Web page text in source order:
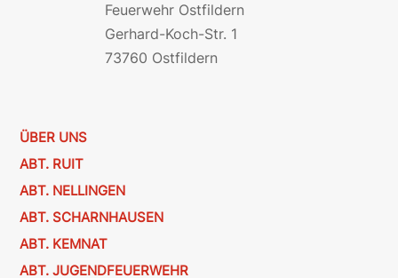
Feuerwehr Ostfildern
Gerhard-Koch-Str. 1
73760 Ostfildern
ÜBER UNS
ABT. RUIT
ABT. NELLINGEN
ABT. SCHARNHAUSEN
ABT. KEMNAT
ABT. JUGENDFEUERWEHR